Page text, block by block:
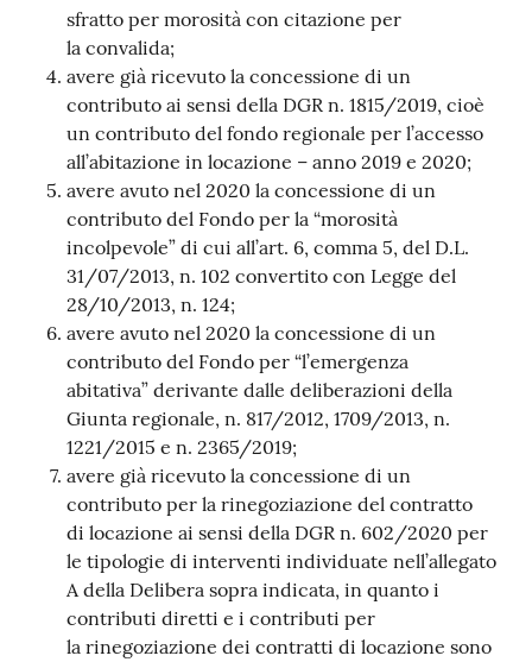
sfratto per morosità con citazione per
la convalida;
avere già ricevuto la concessione di un
contributo ai sensi della DGR n. 1815/2019, cioè
un contributo del fondo regionale per l’accesso
all’abitazione in locazione – anno 2019 e 2020;
avere avuto nel 2020 la concessione di un
contributo del Fondo per la “morosità
incolpevole” di cui all’art. 6, comma 5, del D.L.
31/07/2013, n. 102 convertito con Legge del
28/10/2013, n. 124;
avere avuto nel 2020 la concessione di un
contributo del Fondo per “l’emergenza
abitativa” derivante dalle deliberazioni della
Giunta regionale, n. 817/2012, 1709/2013, n.
1221/2015 e n. 2365/2019;
avere già ricevuto la concessione di un
contributo per la rinegoziazione del contratto
di locazione ai sensi della DGR n. 602/2020 per
le tipologie di interventi individuate nell’allegato
A della Delibera sopra indicata, in quanto i
contributi diretti e i contributi per
la rinegoziazione dei contratti di locazione sono